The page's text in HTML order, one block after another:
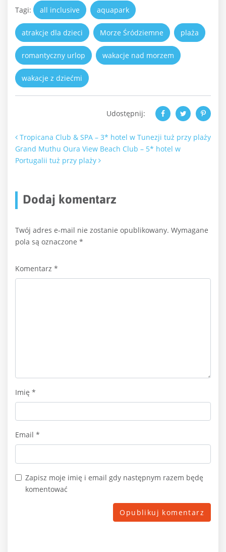
Tagi: all inclusive aquapark
atrakcje dla dzieci Morze Śródziemne plaża
romantyczny urlop wakacje nad morzem
wakacje z dziećmi
Udostępnij:
Nawigacja po artykułach
Tropicana Club & SPA – 3* hotel w Tunezji tuż przy plaży
Grand Muthu Oura View Beach Club – 5* hotel w
Portugalii tuż przy plaży
Dodaj komentarz
Twój adres e-mail nie zostanie opublikowany. Wymagane
pola są oznaczone *
Komentarz *
Imię *
Email *
Zapisz moje imię i email gdy następnym razem będę
komentować